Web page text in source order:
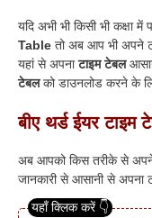
यदि अभी भी किसी भी कक्षा
Table तो अब आप भी अपने
यहां से अपनाटाइम टेबल
टेबलको डाउनलोड करने के
बीए थर्ड ईयर
अब आपको किस तरीके से अपने
जानकारी से आसानी से अपना